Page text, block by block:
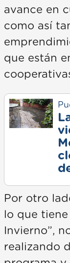
avance en
como así
que están
Por otro
lo que
Invierno”,
realizando